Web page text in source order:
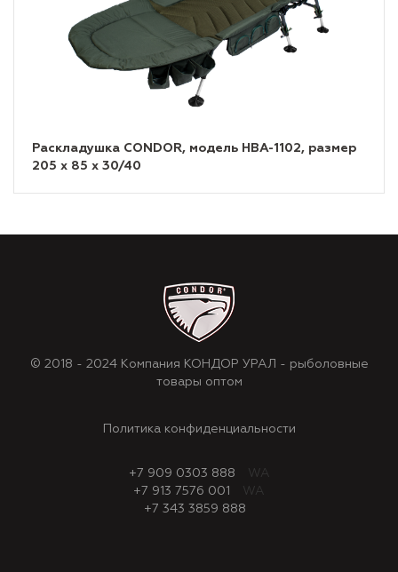
Раскладушка CONDOR, модель HBA-1102, размер
205 х 85 х 30/40
© 2018 - 2024 Компания КОНДОР УРАЛ - рыболовные
товары оптом
Политика конфиденциальности
+7 909 0303 888
WA
+7 913 7576 001
WA
+7 343 3859 888